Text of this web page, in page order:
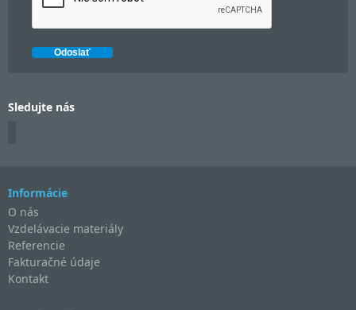
Sledujte nás
Informácie
O nás
Vzdelávacie materiály
Referencie
Fakturačné údaje
Kontakt